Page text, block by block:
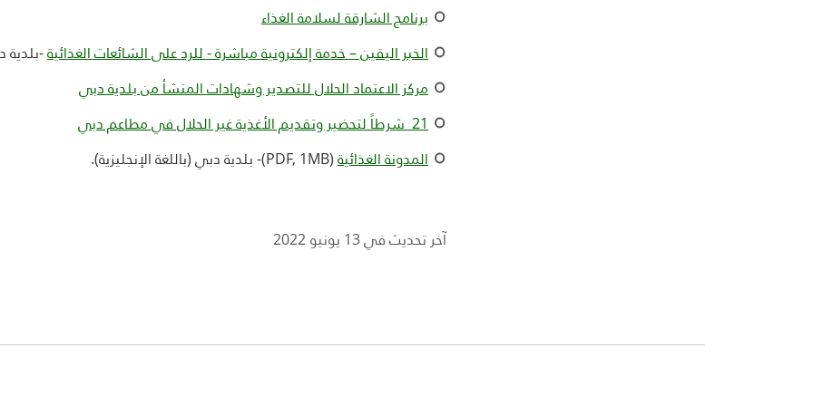
برنامج الشارقة لسلامة الغذاء
الخبر اليقين – خدمة إلكترونية مباشرة - للرد على الشائعات الغذائية-بلدية
مركز الاعتماد الحلال للتصدير وشهادات المنشأ من بلدية دبي
21 شرطاً لتحضير وتقديم الأغذية غير الحلال في مطاعم دبي
المدونة الغذائية (
PDF, 1MB)- بلدية دبي (باللغة الإنجليزية).
آخر تحديث في 13 يونيو 2022